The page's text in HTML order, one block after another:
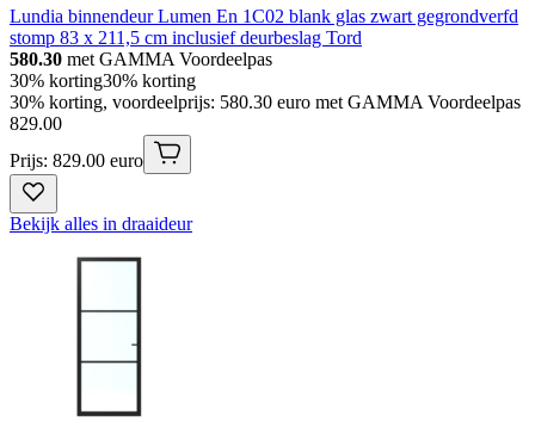
Lundia binnendeur Lumen En 1C02 blank glas zwart gegrondverfd
stomp 83 x 211,5 cm inclusief deurbeslag Tord
580.30 met GAMMA Voordeelpas
30% korting30% korting
30% korting, voordeelprijs: 580.30 euro met GAMMA Voordeelpas
829.00
Prijs: 829.00 euro
Bekijk alles in draaideur